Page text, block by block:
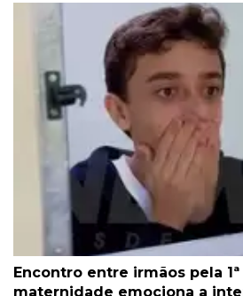
Encontro entre irmãos pela
maternidade emociona a